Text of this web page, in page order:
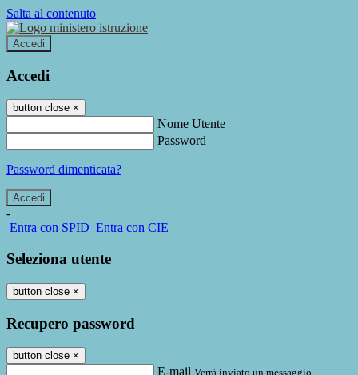
Salta al contenuto
Accedi
Accedi
button close ×
Nome Utente
Password
Password dimenticata?
-
Entra con SPID Entra con CIE
Seleziona utente
button close ×
Recupero password
button close ×
E-mail Verrà inviato un messaggio